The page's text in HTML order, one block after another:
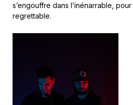
s’engouffre dans l’inénarrable,
regrettable.